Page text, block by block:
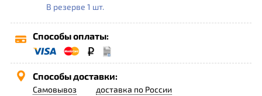
В резерве 1 шт.
Способы оплаты:
Способы доставки:
Самовывоз доставка по России